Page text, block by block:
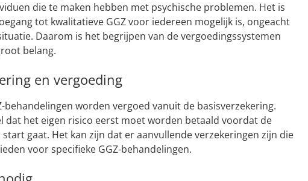
die te maken hebben met psychische problemen. Het is
tot kwalitatieve GGZ voor iedereen mogelijk is, ongeacht
Daarom is het begrijpen van de vergoedingssystemen
belang.
en vergoeding
behandelingen worden vergoed vanuit de basisverzekering.
dat het eigen risico eerst moet worden betaald voordat de
gaat. Het kan zijn dat er aanvullende verzekeringen zijn die
voor specifieke GGZ-behandelingen.